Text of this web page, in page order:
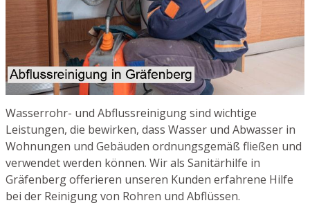
Wasserrohr- und Abflussreinigung sind wichtige
Leistungen, die bewirken, dass Wasser und Abwasser in
Wohnungen und Gebäuden ordnungsgemäß fließen und
verwendet werden können. Wir als Sanitärhilfe in
Gräfenberg offerieren unseren Kunden erfahrene Hilfe
bei der Reinigung von Rohren und Abflüssen.